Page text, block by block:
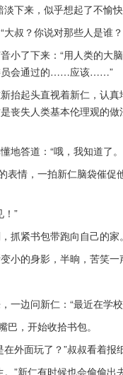
下来，似乎想起了不愉快
叔？你说对那些人是谁
小了下来：“用人类的
员会通过的……应该……”
抬起头直视着新仁，认
丧失人类基本伦理观的
地答道：“哦，我知道了
表情，一拍新仁脑袋催
！”
抓紧书包带跑向自己的家。
变小的身影，半晌，苦
一边问新仁：“最近在学
巴，开始收拾书包。
外面玩了？”叔叔看着报
”新仁有时候也会偷偷出